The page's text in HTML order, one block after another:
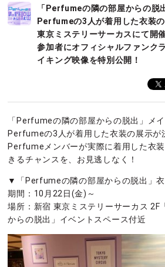
「Perfumeの隣の部屋からの脱
Perfumeの3人が着用した衣装
東京ミステリーサーカスにて開
参加者にオフィシャルファンク
イキング映像を特別公開！
「Perfumeの隣の部屋からの脱出」メ
Perfumeの3人が着用した衣装の展示が
Perfumeメンバーが実際に着用した衣
きるチャンスを、お見逃しなく！
▼「Perfumeの隣の部屋からの脱出」
期間：10月22日(金)～
場所：新宿 東京ミステリーサーカス
からの脱出」イベントスペース付近